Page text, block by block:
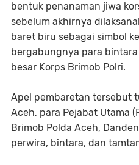
bentuk penanaman jiwa
sebelum akhirnya
baret biru sebagai simbol
bergabungnya para
besar Korps Brimob Polri.
Apel pembaretan tersebut
Aceh, para Pejabat Utama
Brimob Polda Aceh,
perwira, bintara, dan